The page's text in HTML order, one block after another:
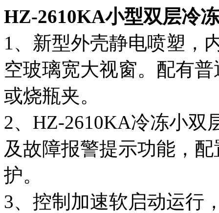
HZ-2610KA小型双层冷
1、新型外壳静电喷塑，
空玻璃宽大视窗。配有
或烧瓶夹。
2、HZ-2610KA冷冻小双
及故障报警提示功能，
护。
3、控制加速软启动运行